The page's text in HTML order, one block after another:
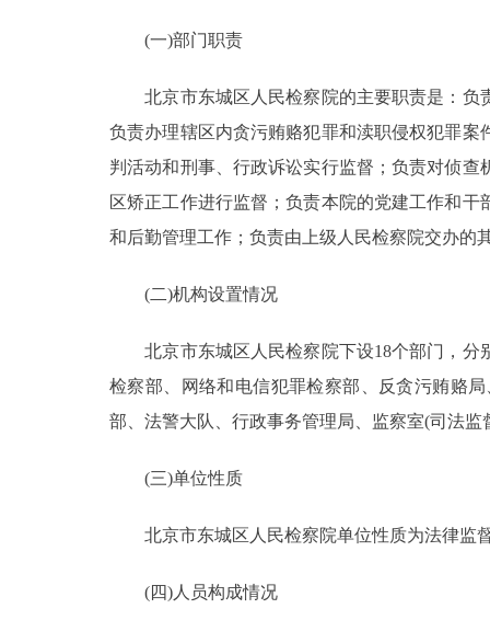
政务服务
个人服务
政民互动
(一)部门职责
北京市东城区人民检察院的主要职责是：负
负责办理辖区内贪污贿赂犯罪和渎职侵权犯罪
判活动和刑事、行政诉讼实行监督；负责对侦
区矫正工作进行监督；负责本院的党建工作和
和后勤管理工作；负责由上级人民检察院交办的
(二)机构设置情况
北京市东城区人民检察院下设18个部门，分
检察部、网络和电信犯罪检察部、反贪污贿赂
部、法警大队、行政事务管理局、监察室(司法监
(三)单位性质
北京市东城区人民检察院单位性质为法律监
(四)人员构成情况